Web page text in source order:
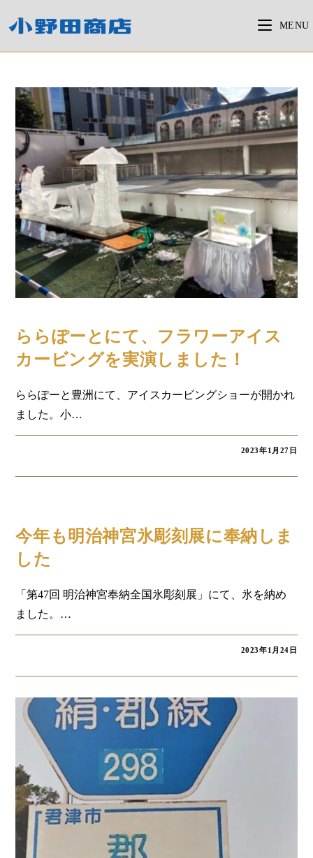
ン
MENU
ららぽーとにて、フラワーアイス
カービングを実演しました！
ららぽーと豊洲にて、アイスカービングショーが開かれ
ました。小…
2023年1月27日
今年も明治神宮氷彫刻展に奉納しま
した
「第47回 明治神宮奉納全国氷彫刻展」にて、氷を納め
ました。…
2023年1月24日